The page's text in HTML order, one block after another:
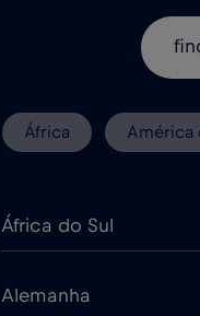
África América
África do Sul
Alemanha